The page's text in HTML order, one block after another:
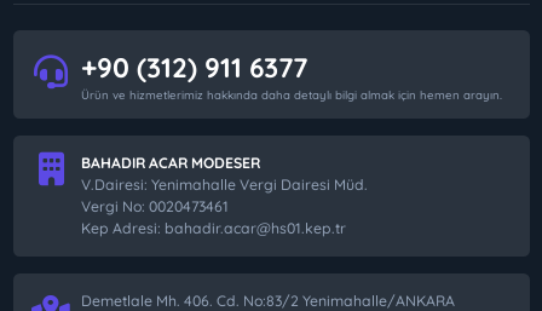
+90 (312) 911 6377
Ürün ve hizmetlerimiz hakkında daha detaylı bilgi almak için hemen arayın.
BAHADIR ACAR MODESER
V.Dairesi: Yenimahalle Vergi Dairesi Müd.
Vergi No: 0020473461
Kep Adresi: bahadir.acar@hs01.kep.tr
Demetlale Mh. 406. Cd. No:83/2 Yenimahalle/ANKARA